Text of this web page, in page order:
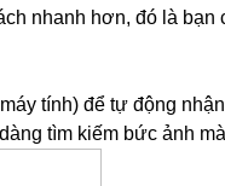
nhanh hơn, đó là bạn
tính) để tự động
tìm kiếm bức ảnh